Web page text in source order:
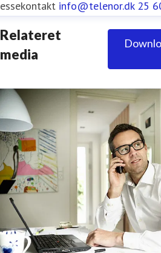
info@telenor.dk 25
Relateret
media